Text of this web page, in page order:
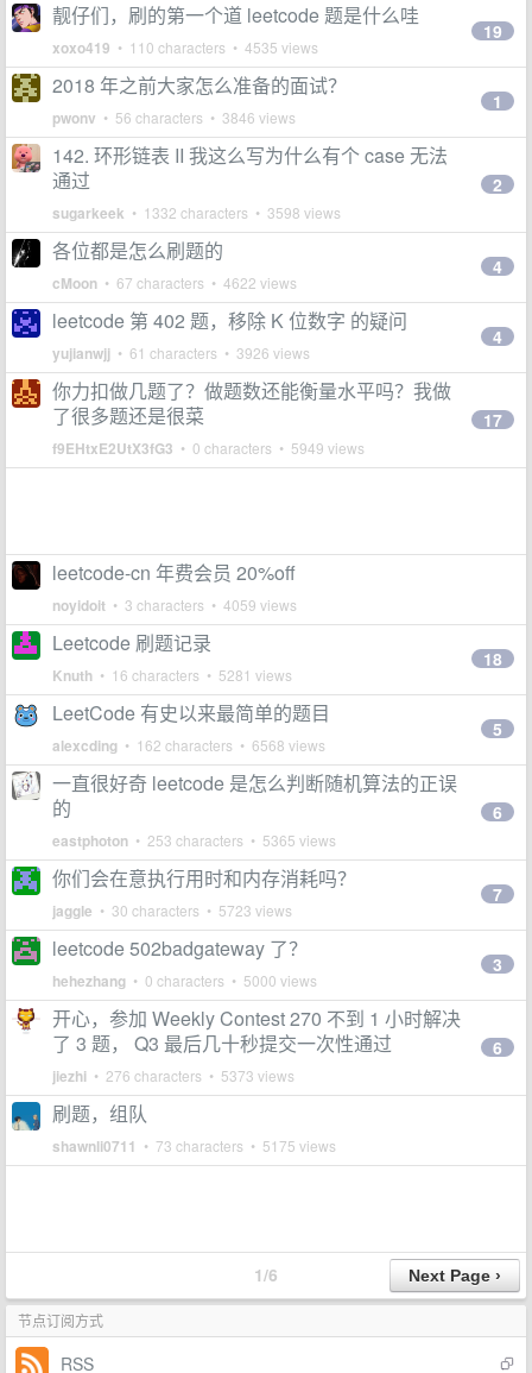
靓仔们，刷的第一个道 leetcode 题是什么哇
xoxo419 • 110 characters • 4535 views
19
2018 年之前大家怎么准备的面试？
pwonv • 56 characters • 3846 views
1
142. 环形链表 II 我这么写为什么有个 case 无法
通过
sugarkeek • 1332 characters • 3598 views
2
各位都是怎么刷题的
cMoon • 67 characters • 4622 views
4
leetcode 第 402 题，移除 K 位数字 的疑问
yujianwjj • 61 characters • 3926 views
4
你力扣做几题了？做题数还能衡量水平吗？我做
了很多题还是很菜
f9EHtxE2UtX3fG3 • 0 characters • 5949 views
17
leetcode-cn 年费会员 20%off
noyidoit • 3 characters • 4059 views
Leetcode 刷题记录
Knuth • 16 characters • 5281 views
18
LeetCode 有史以来最简单的题目
alexcding • 162 characters • 6568 views
5
一直很好奇 leetcode 是怎么判断随机算法的正误
的
eastphoton • 253 characters • 5365 views
6
你们会在意执行用时和内存消耗吗？
jaggle • 30 characters • 5723 views
7
leetcode 502badgateway 了？
hehezhang • 0 characters • 5000 views
3
开心，参加 Weekly Contest 270 不到 1 小时解决
了 3 题， Q3 最后几十秒提交一次性通过
jiezhi • 276 characters • 5373 views
6
刷题，组队
shawnli0711 • 73 characters • 5175 views
1/6
节点订阅方式
RSS